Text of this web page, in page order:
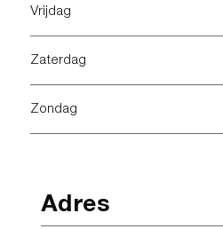
Vrijdag
Zaterdag
Zondag
Adres